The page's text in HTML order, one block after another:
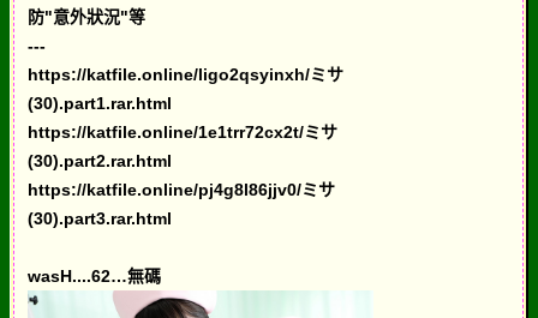
防"意外狀況"等
---
https://katfile.online/ligo2qsyinxh/ミサ
(30).part1.rar.html
https://katfile.online/1e1trr72cx2t/ミサ
(30).part2.rar.html
https://katfile.online/pj4g8l86jjv0/ミサ
(30).part3.rar.html
wasH....62…無碼